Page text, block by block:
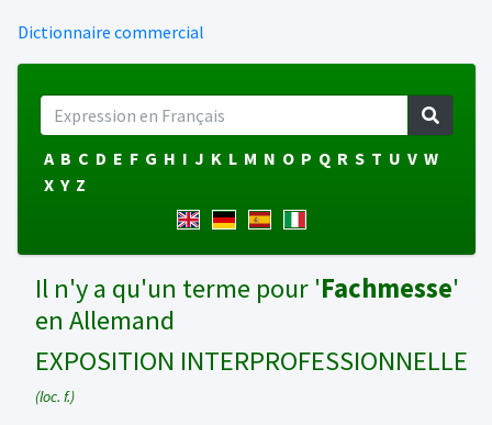
Dictionnaire commercial
A B C D E F G H I J K L M N O P Q R S T U V W
X Y Z
Il n'y a qu'un terme pour 'Fachmesse'
en Allemand
EXPOSITION INTERPROFESSIONNELLE
(loc. f.)